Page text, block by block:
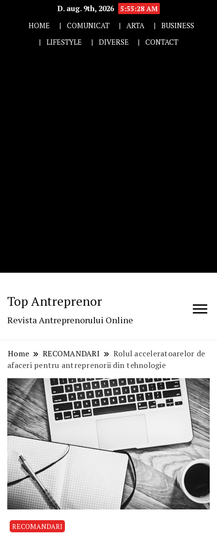
D. aug. 9th, 2026
5:55:29 AM
HOME
COMUNICAT ARTA
BUSINESS
LIFESTYLE
DIVERSE CONTACT
Top Antreprenor
Revista Antreprenorului Online
Home RECOMANDARI
Rolul acceleratoarelor de
afaceri pentru antreprenorii din tehnologie
RECOMANDARI